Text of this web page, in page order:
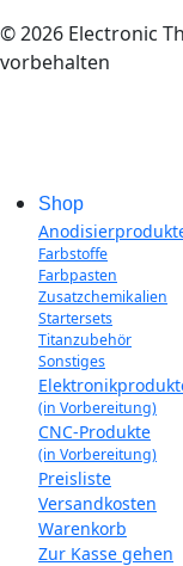
© 2026 Electronic
vorbehalten
Shop
Farbstoffe
Farbpasten
Zusatzchemikalien
Startersets
Titanzubehör
Sonstiges
(in Vorbereitung)
CNC-Produkte
(in Vorbereitung)
Preisliste
Versandkosten
Warenkorb
Zur Kasse gehen